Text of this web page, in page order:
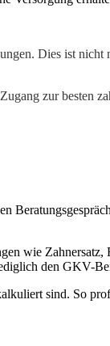
Dies ist
zur besten
wie
den GKV-
sind. So